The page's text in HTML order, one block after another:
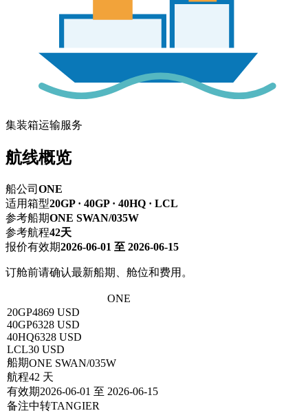
集装箱运输服务
航线概览
船公司 ONE
适用箱型20GP · 40GP · 40HQ · LCL
参考船期ONE SWAN/035W
参考航程42天
报价有效期2026-06-01 至 2026-06-15
订舱前请确认最新船期、舱位和费用。
ONE
20GP4869 USD
40GP6328 USD
40HQ6328 USD
LCL30 USD
船期ONE SWAN/035W
航程42 天
有效期2026-06-01 至 2026-06-15
备注中转TANGIER